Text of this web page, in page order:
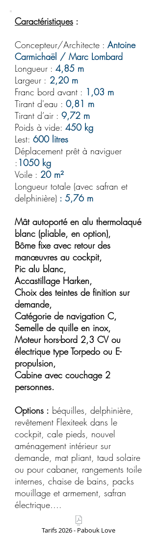
Caractéristiques :
Concepteur/Architecte : Antoine
Carmichaël / Marc Lombard
Longueur : 4,85 m
Largeur : 2,20 m
Franc bord avant : 1,03 m
Tirant d'eau : 0,81 m
Tirant d’air : 9,72 m
Poids à vide: 450 kg
Lest: 600 litres
Déplacement prêt à naviguer
: 1050 kg
Voile : 20 m²
Longueur totale (avec safran et
delphinière) : 5,76 m
Mât autoporté en alu thermolaqué
blanc (pliable, en option),
Bôme fixe avec retour des
manœuvres au cockpit,
Pic alu blanc,
Accastillage Harken,
Choix des teintes de finition sur
demande,
Catégorie de navigation C,
Semelle de quille en inox,
Moteur hors-bord 2,3 CV ou
électrique type Torpedo ou E-
propulsion,
Cabine avec couchage 2
personnes.
Options : béquilles, delphinière,
revêtement Flexiteek dans le
cockpit, cale pieds, nouvel
aménagement intérieur sur
demande, mat pliant, taud solaire
ou pour cabaner, rangements toile
internes, chaise de bains, packs
mouillage et armement, safran
électrique….
Tarifs 2026 - Pabouk Love